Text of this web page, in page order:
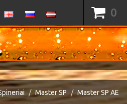
0
Master SP
Master SP AE